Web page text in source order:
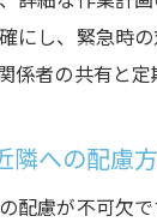
にし、緊急時
係者の共有と
隣への配慮
配慮が不可欠